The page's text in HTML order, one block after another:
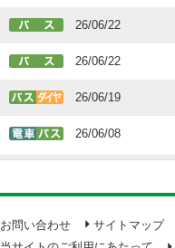
26/06/22
26/06/22
26/06/19
26/06/08
26/05/22
お問い合わせ サイトマップ